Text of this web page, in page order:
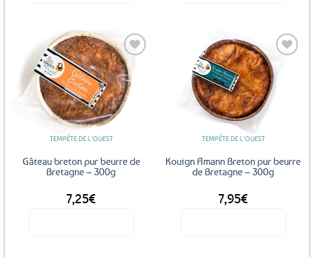
Ajouter
aux
favoris
TEMPÊTE DE L'OUEST
Gâteau breton pur beurre de
Bretagne – 300g
7,25€
Ajouter
TEMPÊTE DE L'OUEST
Kouign Amann Breton pur beurre
de Bretagne – 300g
7,95€